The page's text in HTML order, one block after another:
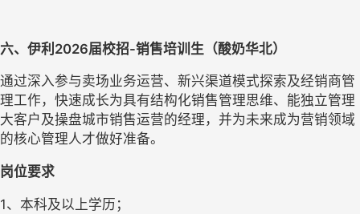
六、伊利 2026届校招-销售培训生 （酸奶华北）
通过深入参与卖场业务运营、新兴渠道模式探索及经销商管
理工作，快速成长为具有结构化销售管理思维、能独立管理
大客户及操盘城市销售运营的经理，并为未来成为营销领域
的核心管理人才做好准备。
岗位要求
1、本科及以上学历；